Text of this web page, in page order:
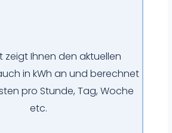
zeigt Ihnen den aktuellen
in kWh an und berechnet
pro Stunde, Tag, Woche
etc.